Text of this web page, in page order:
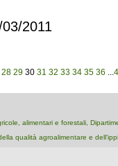
2011
28 29 30 31 32 33 34 35 36 ...
alimentari e forestali,
qualità agroalimentare e